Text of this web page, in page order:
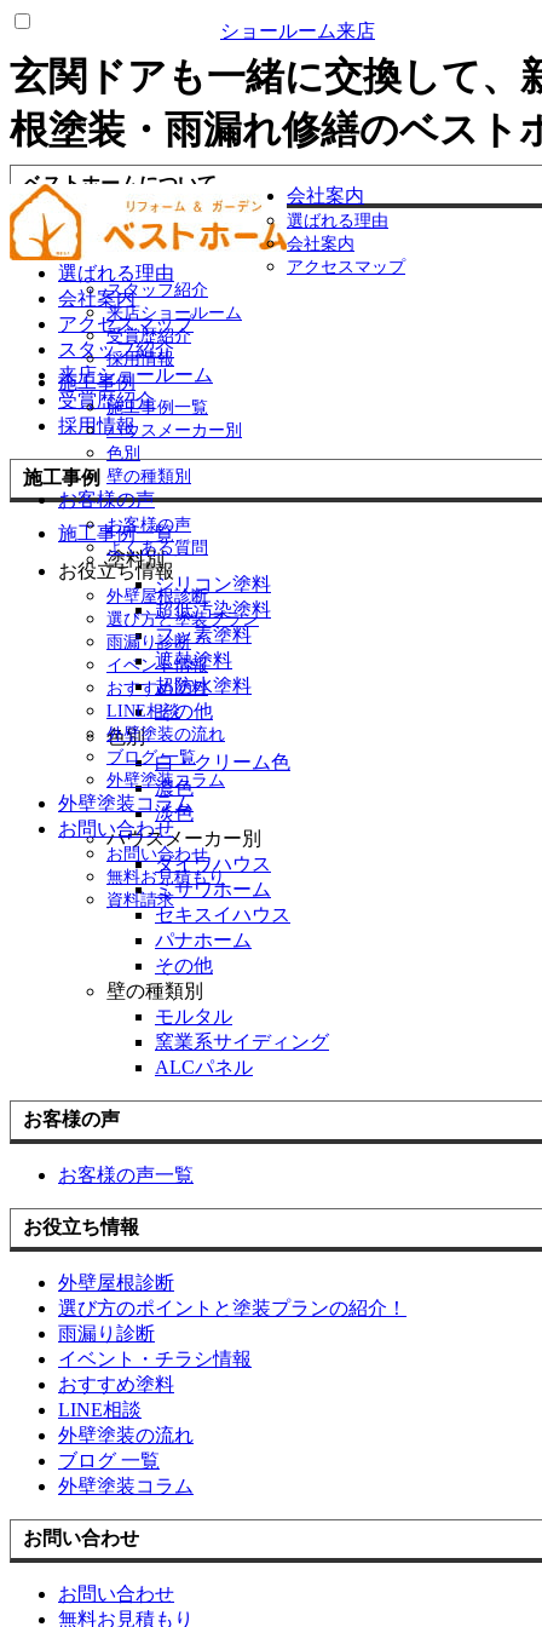
玄関ドアも一緒に交換して、
根塗装・雨漏れ修繕のベスト
会社案内
選ばれる理由
会社案内
アクセスマップ
スタッフ紹介
来店ショールーム
受賞歴紹介
採用情報
施工事例
施工事例一覧
ハウスメーカー別
色別
壁の種類別
お客様の声
お客様の声
よくある質問
お役立ち情報
外壁屋根診断
選び方と塗装プラン
雨漏り診断
イベント情報
おすすめ塗料
LINE相談
外壁塗装の流れ
ブログ 一覧
外壁塗装コラム
外壁塗装コラム
お問い合わせ
お問い合わせ
無料お見積もり
資料請求
ベストホームについて
選ばれる理由
会社案内
アクセスマップ
スタッフ紹介
来店ショールーム
受賞歴紹介
採用情報
施工事例
施工事例一覧
塗料別
シリコン塗料
超低汚染塗料
フッ素塗料
遮熱塗料
超防水塗料
その他
色別
白・クリーム色
濃色
淡色
ハウスメーカー別
ダイワハウス
ミサワホーム
セキスイハウス
パナホーム
その他
壁の種類別
モルタル
窯業系サイディング
ALCパネル
お客様の声
お客様の声一覧
お役立ち情報
外壁屋根診断
選び方のポイントと塗装プランの紹介！
雨漏り診断
イベント・チラシ情報
おすすめ塗料
LINE相談
外壁塗装の流れ
ブログ 一覧
外壁塗装コラム
お問い合わせ
お問い合わせ
無料お見積もり
ショールーム来店